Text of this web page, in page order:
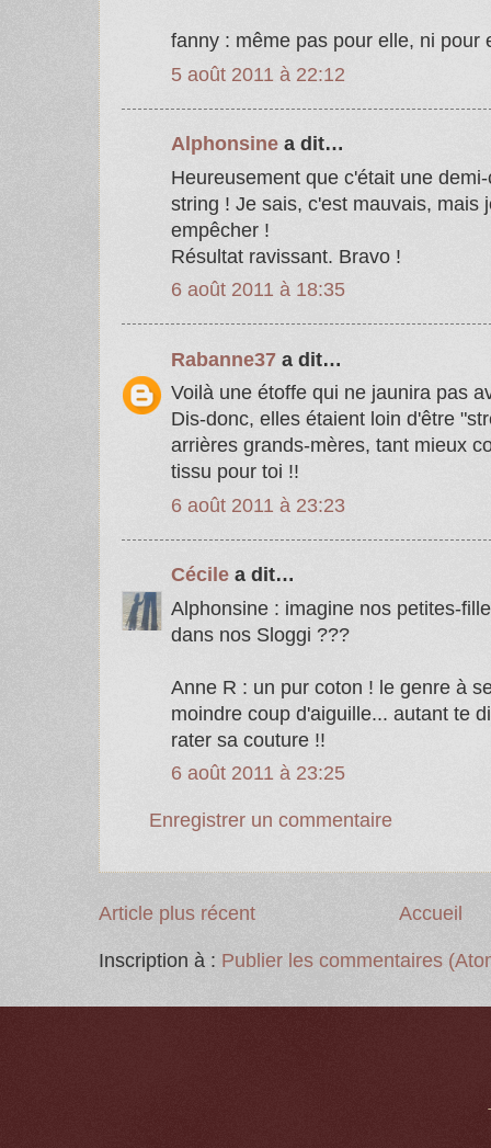
fanny : même pas pour elle, ni pour
5 août 2011 à 22:12
Alphonsine a dit…
Heureusement que c'était une
string ! Je sais, c'est mauvais, mais
empêcher !
Résultat ravissant. Bravo !
6 août 2011 à 18:35
Rabanne37 a dit…
Voilà une étoffe qui ne jaunira pas
Dis-donc, elles étaient loin d'être
arrières grands-mères, tant mieux
tissu pour toi !!
6 août 2011 à 23:23
Cécile a dit…
Alphonsine : imagine nos petites-
dans nos Sloggi ???
Anne R : un pur coton ! le genre à
moindre coup d'aiguille... autant te
rater sa couture !!
6 août 2011 à 23:25
Enregistrer un commentaire
Article plus récent Accueil
Inscription à : Publier les commentaires